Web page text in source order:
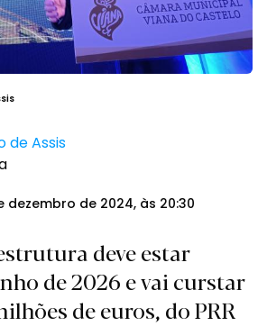
de Assis
dezembro de 2024, às 20:30
deve estar
de 2026 e vai curstar
de euros, do PRR